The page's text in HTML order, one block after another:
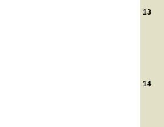
13
14